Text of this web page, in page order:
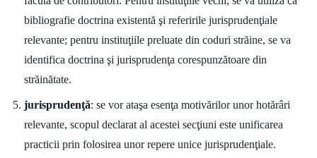
bibliografie doctrina existentă şi referirile jurisprudenţiale
relevante; pentru instituţiile preluate din coduri străine, se va
identifica doctrina şi jurisprudenţa corespunzătoare din
străinătate.
jurisprudenţă: se vor ataşa esenţa motivărilor unor hotărâri
relevante, scopul declarat al acestei secţiuni este unificarea
practicii prin folosirea unor repere unice jurisprudenţiale.